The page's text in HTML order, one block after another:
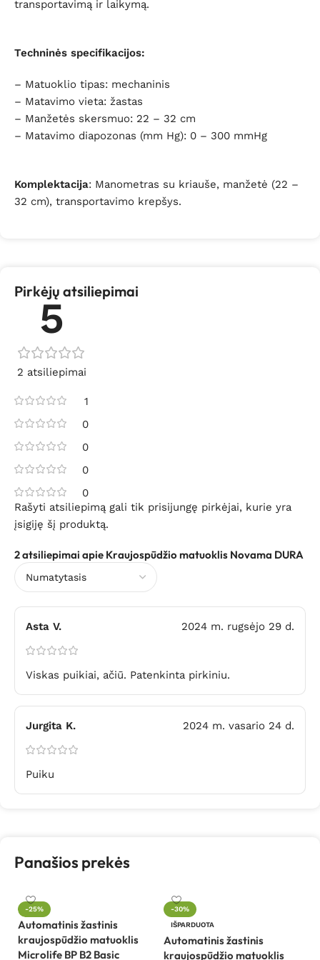
transportavimą ir laikymą.
Techninės specifikacijos:
– Matuoklio tipas: mechaninis
– Matavimo vieta: žastas
– Manžetės skersmuo: 22 – 32 cm
– Matavimo diapozonas (mm Hg): 0 – 300 mmHg
Komplektacija: Manometras su kriauše, manžetė (22 –
32 cm), transportavimo krepšys.
Pirkėjų atsiliepimai
5
2 atsiliepimai
1
0
0
0
0
2 atsiliepimai apie Kraujospūdžio matuoklis Novama DURA
Asta V. 2024 m. rugsėjo 29 d.
Viskas puikiai, ačiū. Patenkinta pirkiniu.
Jurgita K. 2024 m. vasario 24 d.
Puiku
Rašyti atsiliepimą gali tik prisijungę pirkėjai, kurie yra
įsigiję šį produktą.
Panašios prekės
-25%
Automatinis žastinis
kraujospūdžio matuoklis
Microlife BP B2 Basic
-30%
IŠPARDUOTA
Automatinis žastinis
kraujospūdžio matuoklis